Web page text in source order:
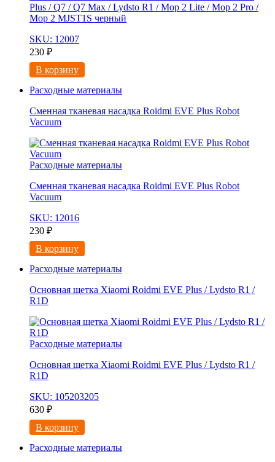
Plus / Q7 / Q7 Max / Lydsto R1 / Mop 2 Lite / Mop 2 Pro /
Mop 2 MJST1S черный
SKU: 12007
230 ₽
В корзину
Расходные материалы
Сменная тканевая насадка Roidmi EVE Plus Robot
Vacuum
Расходные материалы
Сменная тканевая насадка Roidmi EVE Plus Robot
Vacuum
SKU: 12016
230 ₽
В корзину
Расходные материалы
Основная щетка Xiaomi Roidmi EVE Plus / Lydsto R1 /
R1D
Расходные материалы
Основная щетка Xiaomi Roidmi EVE Plus / Lydsto R1 /
R1D
SKU: 105203205
630 ₽
В корзину
Расходные материалы